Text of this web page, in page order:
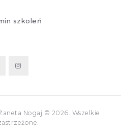
szkoleń
Nogaj © 2026. Wszelkie